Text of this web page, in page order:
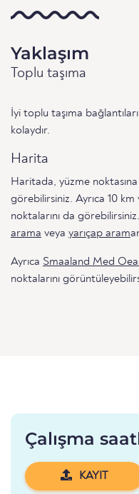
Yaklaşım
Toplu taşıma
İyi toplu taşıma
kolaydır.
Harita
Haritada, yüzme noktasına
görebilirsiniz. Ayrıca 10
noktalarını da
arama veya yarıçap aram
Ayrıca Smaaland Med
noktalarını
Çalışma
KAYIT